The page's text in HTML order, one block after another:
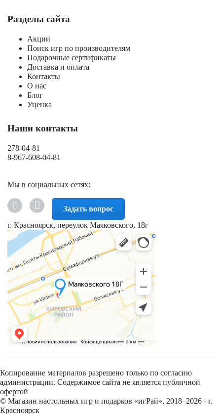
Разделы сайта
Акции
Поиск игр по производителям
Подарочные сертификаты
Доставка и оплата
Контакты
О нас
Блог
Уценка
Наши контакты
278-04-81
8-967-608-04-81
Мы в социальных сетях:
Задать вопрос
г. Красноярск, переулок Маяковского, 18г
Копирование материалов разрешено только по согласию
администрации. Содержимое сайта не является публичной
офертой
© Магазин настольных игр и подарков «игРай», 2018–2026 - г.
Красноярск